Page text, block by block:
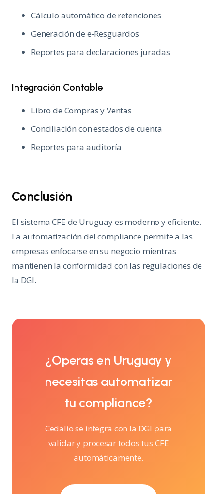
Cálculo automático de retenciones
Generación de e-Resguardos
Reportes para declaraciones juradas
Integración Contable
Libro de Compras y Ventas
Conciliación con estados de cuenta
Reportes para auditoría
Conclusión
El sistema CFE de Uruguay es moderno y eficiente.
La automatización del compliance permite a las
empresas enfocarse en su negocio mientras
mantienen la conformidad con las regulaciones de
la DGI.
¿Operas en Uruguay y
necesitas automatizar
tu compliance?
Cedalio se integra con la DGI para
validar y procesar todos tus CFE
automáticamente.